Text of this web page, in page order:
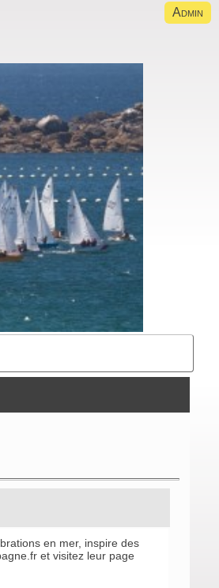
Admin
en mer, inspire des
et visitez leur page